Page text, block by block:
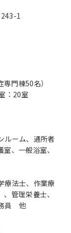
浦243-1
門棟50名）
：20室
ルーム、通所者
、一般浴室、
療法士、作業療
管理栄養士、
員 他